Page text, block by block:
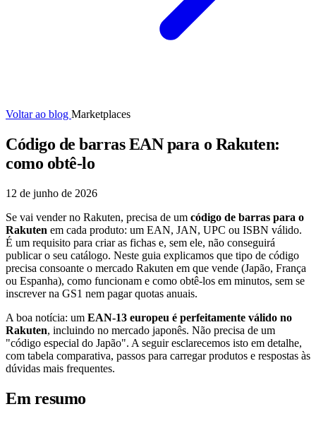
Voltar ao blog Marketplaces
Código de barras EAN para o Rakuten:
como obtê-lo
12 de junho de 2026
Se vai vender no Rakuten, precisa de um código de barras para o
Rakuten em cada produto: um EAN, JAN, UPC ou ISBN válido.
É um requisito para criar as fichas e, sem ele, não conseguirá
publicar o seu catálogo. Neste guia explicamos que tipo de código
precisa consoante o mercado Rakuten em que vende (Japão, França
ou Espanha), como funcionam e como obtê-los em minutos, sem se
inscrever na GS1 nem pagar quotas anuais.
A boa notícia: um EAN-13 europeu é perfeitamente válido no
Rakuten, incluindo no mercado japonês. Não precisa de um
"código especial do Japão". A seguir esclarecemos isto em detalhe,
com tabela comparativa, passos para carregar produtos e respostas às
dúvidas mais frequentes.
Em resumo